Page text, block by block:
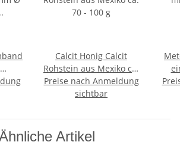
Calcit Honig Calcit
Rohstein aus Mexiko ca.
70 - 100 g
Preise nach Anmeldung
sichtbar
Artikel